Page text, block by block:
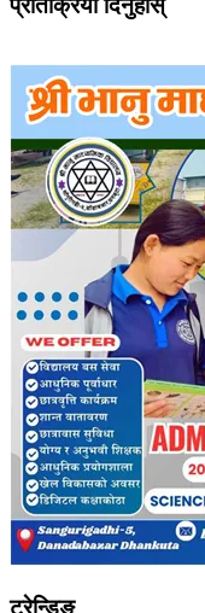
प्रतिक्रिया दिनुहोस्
ट्रेन्डिङ